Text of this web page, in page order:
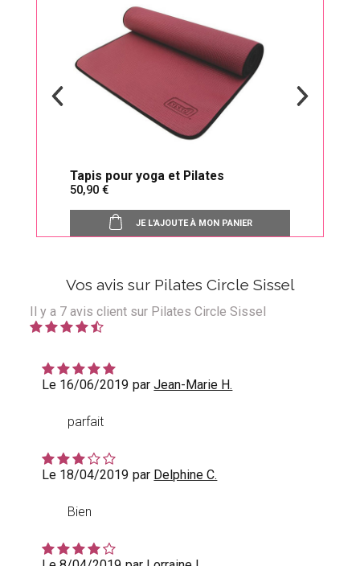
Tapis pour yoga et Pilates
50,90
JE L'AJOUTE À MON PANIER
Vos avis sur Pilates Circle Sissel
Il y a 7 avis client sur Pilates Circle Sissel
Le 16/06/2019 parJean-Marie H.
parfait
Le 18/04/2019 par Delphine C.
Bien